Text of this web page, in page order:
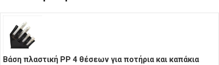
Βάση πλαστική PP 4 θέσεων για ποτήρια και καπάκια